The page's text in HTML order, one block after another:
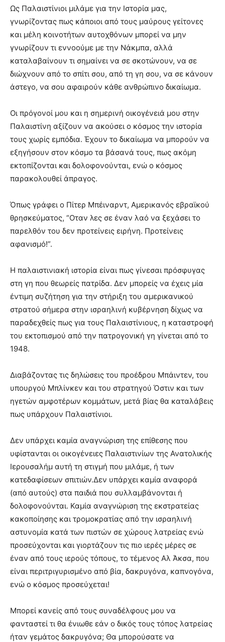
Ως Παλαιστίνιοι μιλάμε για την Ιστορία μας,
γνωρίζοντας πως κάποιοι από τους μαύρους γείτονες
και μέλη κοινοτήτων αυτοχθόνων μπορεί να μην
γνωρίζουν τι εννοούμε με την Νάκμπα, αλλά
καταλαβαίνουν τι σημαίνει να σε σκοτώνουν, να σε
διώχνουν από το σπίτι σου, από τη γη σου, να σε κάνουν
άστεγο, να σου αφαιρούν κάθε ανθρώπινο δικαίωμα.
Οι πρόγονοί μου και η σημερινή οικογένειά μου στην
Παλαιστίνη αξίζουν να ακούσει ο κόσμος την ιστορία
τους χωρίς εμπόδια. Έχουν το δικαίωμα να μπορούν να
εξηγήσουν στον κόσμο τα βάσανά τους, πως ακόμη
εκτοπίζονται και δολοφονούνται, ενώ ο κόσμος
παρακολουθεί άπραγος.
Όπως γράφει ο Πίτερ Μπέιναρντ, Αμερικανός εβραϊκού
θρησκεύματος, “Οταν λες σε έναν λαό να ξεχάσει το
παρελθόν του δεν προτείνεις ειρήνη. Προτείνεις
αφανισμό!”.
Η παλαιστινιακή ιστορία είναι πως γίνεσαι πρόσφυγας
στη γη που θεωρείς πατρίδα. Δεν μπορείς να έχεις μία
έντιμη συζήτηση για την στήριξη του αμερικανικού
στρατού σήμερα στην ισραηλινή κυβέρνηση δίχως να
παραδεχθείς πως για τους Παλαιστίνιους, η καταστροφή
του εκτοπισμού από την πατρογονική γη γίνεται από το
1948.
Διαβάζοντας τις δηλώσεις του προέδρου Μπάιντεν, του
υπουργού Μπλίνκεν και του στρατηγού Όστιν και των
ηγετών αμφοτέρων κομμάτων, μετά βίας θα καταλάβεις
πως υπάρχουν Παλαιστίνιοι.
Δεν υπάρχει καμία αναγνώριση της επίθεσης που
υφίστανται οι οικογένειες Παλαιστινίων της Ανατολικής
Ιερουσαλήμ αυτή τη στιγμή που μιλάμε, ή των
κατεδαφίσεων σπιτιών.Δεν υπάρχει καμία αναφορά
(από αυτούς) στα παιδιά που συλλαμβάνονται ή
δολοφονούνται. Καμία αναγνώριση της εκστρατείας
κακοποίησης και τρομοκρατίας από την ισραηλινή
αστυνομία κατά των πιστών σε χώρους λατρείας ενώ
προσεύχονται και γιορτάζουν τις πιο ιερές μέρες σε
έναν από τους ιερούς τόπους, το τέμενος Αλ Άκσα, που
είναι περιτριγυρισμένο από βία, δακρυγόνα, καπνογόνα,
ενώ ο κόσμος προσεύχεται!
Μπορεί κανείς από τους συναδέλφους μου να
φανταστεί τι θα ένιωθε εάν ο δικός τους τόπος λατρείας
ήταν γεμάτος δακρυγόνα; Θα μπορούσατε να